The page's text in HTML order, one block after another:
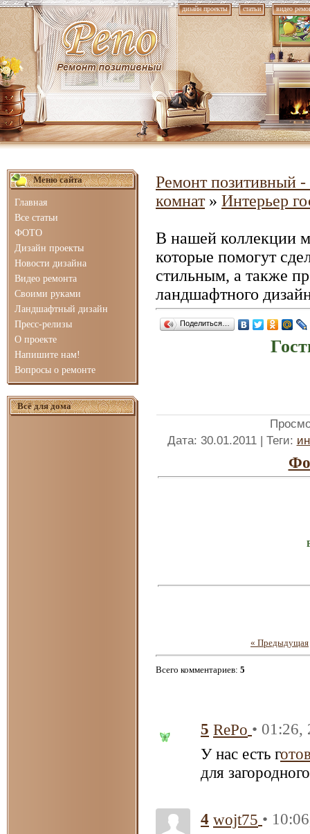
дизайн проекты статьи видео
Меню сайта
Главная
Все статьи
ФОТО
Дизайн проекты
Новости дизайна
Видео ремонта
Своими руками
Ландшафтный дизайн
Пресс-релизы
О проекте
Напишите нам!
Вопросы о ремонте
Всё для дома
Ремонт позитивный -
комнат» Интерьер
В нашей коллекции
которые помогут
стильным, а также
ландшафтного
Поделиться…
Дата: 30.01.2011 | Теги:
« Предыдущая
Всего комментариев: 5
5 RePo • 01:26,
У нас есть г
для
4 wojt75 •